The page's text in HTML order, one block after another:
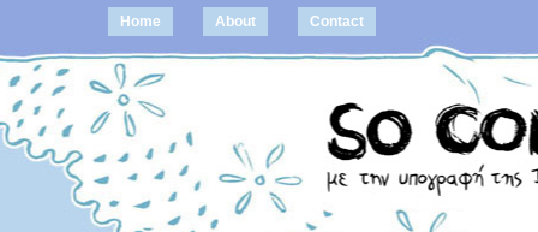
Home About Contact